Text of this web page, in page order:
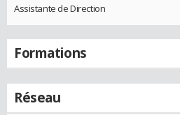
Assistante de Direction
Formations
Réseau